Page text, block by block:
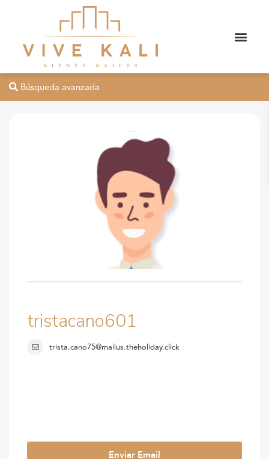
Búsqueda avanzada
tristacano601
trista.cano75@mailus.theholiday.click
Enviar Email